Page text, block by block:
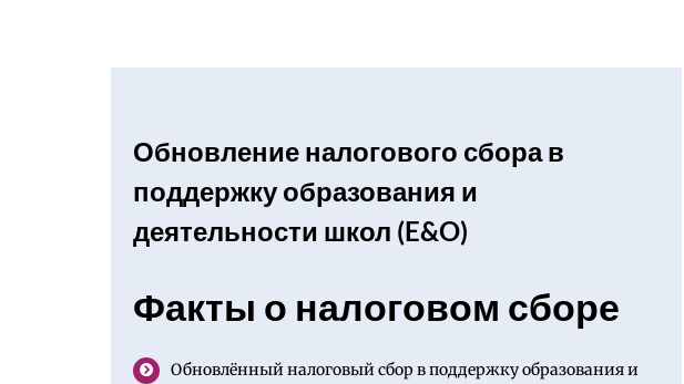
Обновление налогового сбора в
поддержку образования и
деятельности школ (E&O)
Факты о налоговом сборе
Обновлённый налоговый сбор в поддержку образования и